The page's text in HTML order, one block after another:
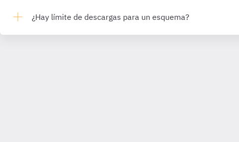
¿Hay límite de descargas para un esquema?